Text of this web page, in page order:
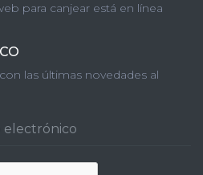
para canjear está en línea
las últimas novedades al